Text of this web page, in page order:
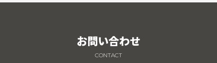
お問い合わせ
CONTACT